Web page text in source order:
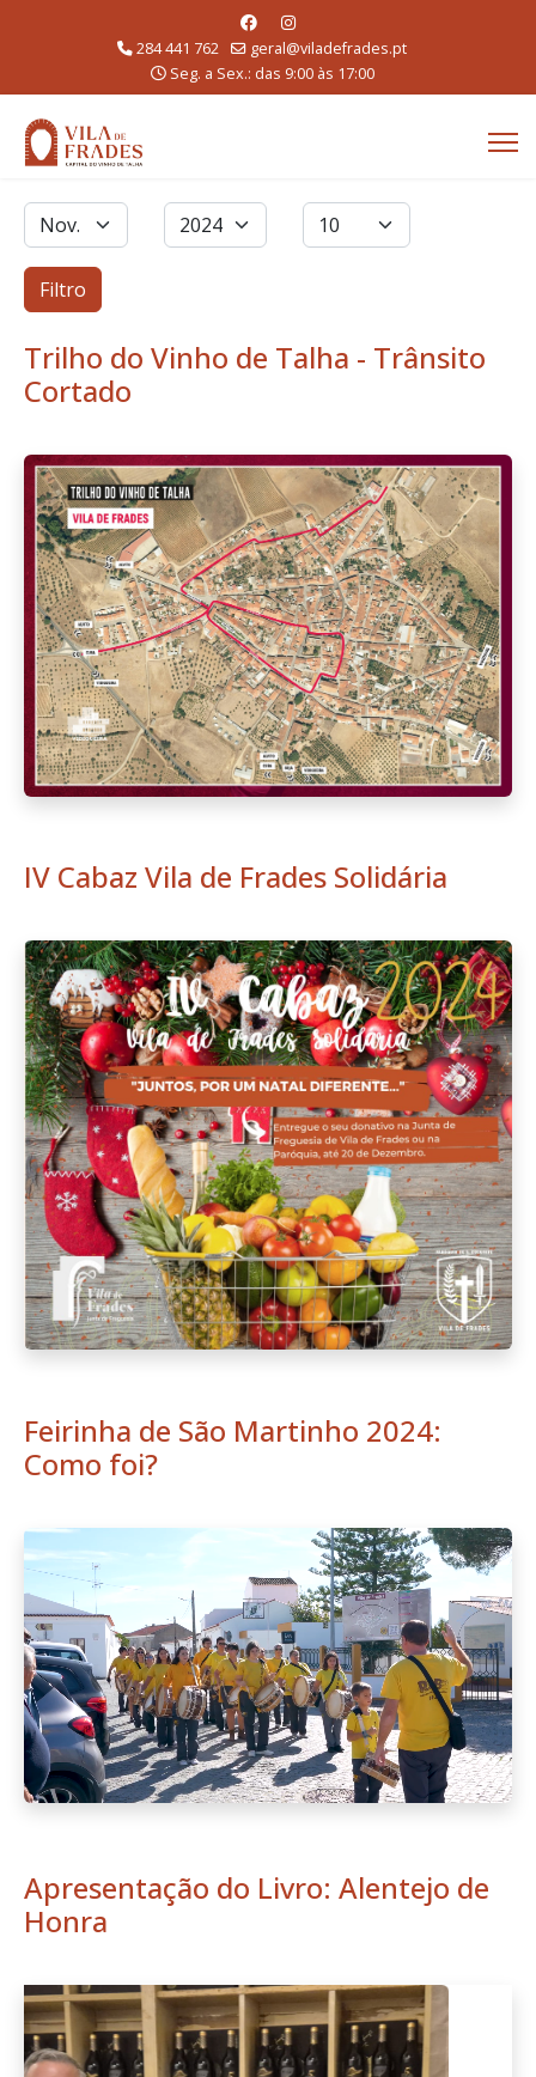
284 441 762
geral@viladefrades.pt
Seg. a Sex.: das 9:00 às 17:00
Filtros
Mês Ano Qtd. a exibir
Filtro
Trilho do Vinho de Talha - Trânsito
Cortado
IV Cabaz Vila de Frades Solidária
Feirinha de São Martinho 2024:
Como foi?
Apresentação do Livro: Alentejo de
Honra